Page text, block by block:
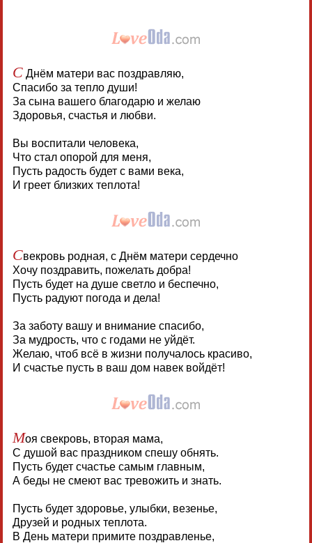
СДнём матери вас поздравляю,
Спасибо за тепло души!
За сына вашего благодарю и желаю
Здоровья, счастья и любви.
Вы воспитали человека,
Что стал опорой для меня,
Пусть радость будет с вами века,
И греет близких теплота!
Свекровь родная, с Днём матери сердечно
Хочу поздравить, пожелать добра!
Пусть будет на душе светло и беспечно,
Пусть радуют погода и дела!
За заботу вашу и внимание спасибо,
За мудрость, что с годами не уйдёт.
Желаю, чтоб всё в жизни получалось красиво,
И счастье пусть в ваш дом навек войдёт!
Моя свекровь, вторая мама,
С душой вас праздником спешу обнять.
Пусть будет счастье самым главным,
А беды не смеют вас тревожить и знать.
Пусть будет здоровье, улыбки, везенье,
Друзей и родных теплота.
В День матери примите поздравленье,